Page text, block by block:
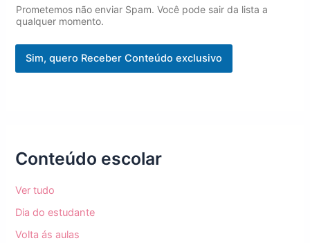
N
o
e
m
Prometemos não enviar Spam. Você pode sair da lista a
qualquer momento.
Sim, quero Receber Conteúdo exclusivo
Conteúdo escolar
Ver tudo
Dia do estudante
Volta ás aulas